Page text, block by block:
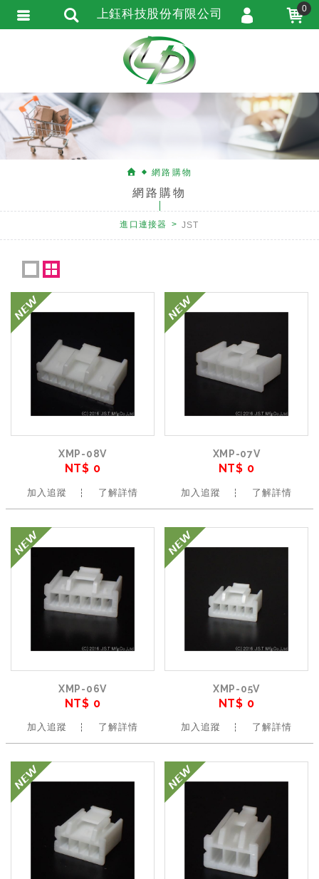
網路購物
網路購物
進口連接器 JST
XMP-08V
NT$ 0
加入追蹤 了解詳情
XMP-07V
NT$ 0
加入追蹤 了解詳情
XMP-06V
NT$ 0
加入追蹤 了解詳情
XMP-05V
NT$ 0
加入追蹤 了解詳情
上鈺科技股份有限公司 0
會員登入
會員註冊
忘記密碼